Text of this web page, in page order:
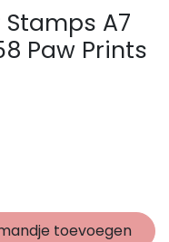
Stamps A7
Paw Prints
toevoegen